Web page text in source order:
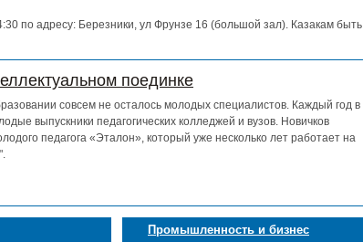
по адресу: Березники, ул Фрунзе 16 (большой зал). Казакам быть
поединке
совсем не осталось молодых специалистов. Каждый год в
выпускники педагогических колледжей и вузов. Новичков
педагога «Эталон», который уже несколько лет работает на
Промышленность и бизнес